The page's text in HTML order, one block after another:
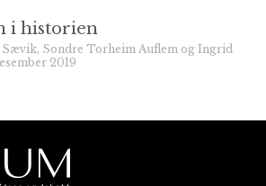
i historien
Sævik, Sondre Torheim Auflem og Ingrid
2019